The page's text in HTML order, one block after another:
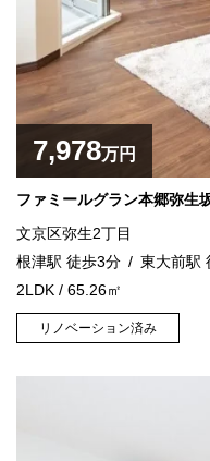
7,978万円
ファミールグラン本郷弥生
文京区弥生2丁目
根津駅 徒歩3分
東大前駅
2LDK / 65.26㎡
リノベーション済み